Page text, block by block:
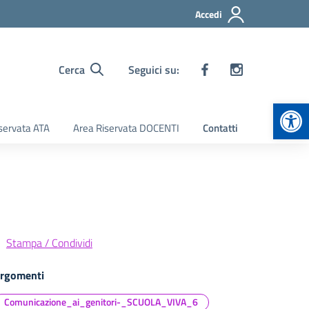
Accedi
Cerca Seguici su:
ATA Area Riservata DOCENTI Contatti
Stampa / Condividi
Comunicazione_ai_genitori-_SCUOLA_VIVA_6